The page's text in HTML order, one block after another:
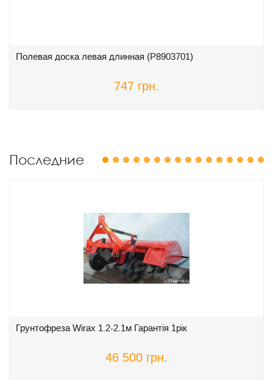
Полевая доска левая длинная (P8903701)
747 грн.
Последние
Грунтофреза Wirax 1.2-2.1м Гарантія 1рік
46 500 грн.
1 2 3 4 5 6 7 8 9 10 11 12 13 14 15 16